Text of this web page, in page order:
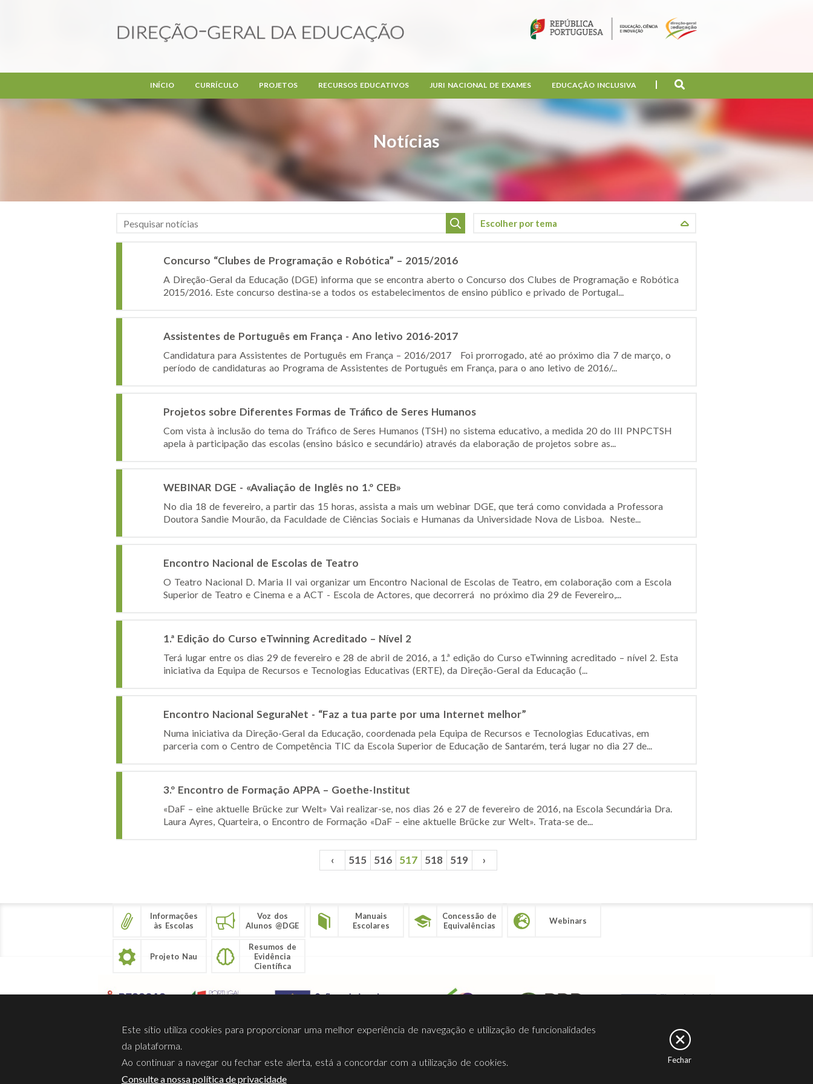
Notícias
INÍCIO CURRÍCULO PROJETOS RECURSOS EDUCATIVOS JURI NACIONAL DE EXAMES EDUCAÇÃO INCLUSIVA
Concurso “Clubes de Programação e Robótica” – 2015/2016
A Direção-Geral da Educação (DGE) informa que se encontra aberto o Concurso dos Clubes de Programação e Robótica
2015/2016. Este concurso destina-se a todos os estabelecimentos de ensino público e privado de Portugal...
Assistentes de Português em França - Ano letivo 2016-2017
Candidatura para Assistentes de Português em França – 2016/2017 Foi prorrogado, até ao próximo dia 7 de março, o
período de candidaturas ao Programa de Assistentes de Português em França, para o ano letivo de 2016/...
Projetos sobre Diferentes Formas de Tráfico de Seres Humanos
Com vista à inclusão do tema do Tráfico de Seres Humanos (TSH) no sistema educativo, a medida 20 do III PNPCTSH
apela à participação das escolas (ensino básico e secundário) através da elaboração de projetos sobre as...
WEBINAR DGE - «Avaliação de Inglês no 1.º CEB»
No dia 18 de fevereiro, a partir das 15 horas, assista a mais um webinar DGE, que terá como convidada a Professora
Doutora Sandie Mourão, da Faculdade de Ciências Sociais e Humanas da Universidade Nova de Lisboa. Neste...
Encontro Nacional de Escolas de Teatro
O Teatro Nacional D. Maria II vai organizar um Encontro Nacional de Escolas de Teatro, em colaboração com a Escola
Superior de Teatro e Cinema e a ACT - Escola de Actores, que decorrerá no próximo dia 29 de Fevereiro,...
1.ª Edição do Curso eTwinning Acreditado – Nível 2
Terá lugar entre os dias 29 de fevereiro e 28 de abril de 2016, a 1.ª edição do Curso eTwinning acreditado – nível 2. Esta
iniciativa da Equipa de Recursos e Tecnologias Educativas (ERTE), da Direção-Geral da Educação (...
Encontro Nacional SeguraNet - “Faz a tua parte por uma Internet melhor”
Numa iniciativa da Direção-Geral da Educação, coordenada pela Equipa de Recursos e Tecnologias Educativas, em
parceria com o Centro de Competência TIC da Escola Superior de Educação de Santarém, terá lugar no dia 27 de...
3.º Encontro de Formação APPA – Goethe-Institut
«DaF – eine aktuelle Brücke zur Welt» Vai realizar-se, nos dias 26 e 27 de fevereiro de 2016, na Escola Secundária Dra.
Laura Ayres, Quarteira, o Encontro de Formação «DaF – eine aktuelle Brücke zur Welt». Trata-se de...
‹ 515 516 517 518 519 ›
Informações
às Escolas
Voz dos
Alunos @DGE
Manuais
Escolares
Concessão de
Equivalências
Webinars
Projeto Nau
Resumos de
Evidência
Científica
Sobre Nós Privacidade Termos Utilização Contactos Ligações Facebook
Este sítio utiliza cookies para proporcionar uma melhor experiência de navegação e utilização de funcionalidades
da plataforma.
Ao continuar a navegar ou fechar este alerta, está a concordar com a utilização de cookies.
Consulte a nossa política de privacidade
Fechar